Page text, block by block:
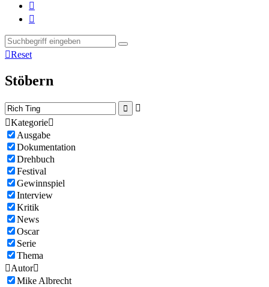


Reset
Stöbern


Kategorie
Ausgabe
Dokumentation
Drehbuch
Festival
Gewinnspiel
Interview
Kritik
News
Oscar
Serie
Thema
Autor
Mike Albrecht